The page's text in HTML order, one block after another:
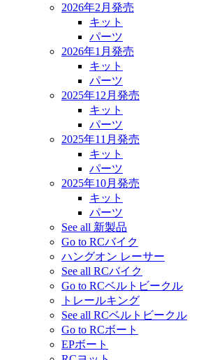
2026年2月発売
キット
パーツ
2026年1月発売
キット
パーツ
2025年12月発売
キット
パーツ
2025年11月発売
キット
パーツ
2025年10月発売
キット
パーツ
See all 新製品
Go to RCバイク
ハングオン レーサー
See all RCバイク
Go to RCベルトビークル
トレールキング
See all RCベルトビークル
Go to RCボート
EPボート